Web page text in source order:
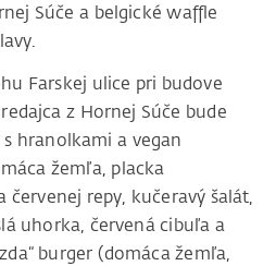
Súče a belgické waffle
Farskej ulice pri budove
z Hornej Súče bude
hranolkami a vegan
žemľa, placka
repy, kučeravý šalát,
uhorka, červená cibuľa a
burger (domáca žemľa,